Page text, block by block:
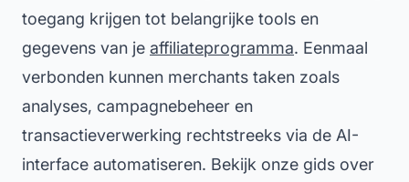
toegang krijgen tot belangrijke tools en
gegevens van je affiliateprogramma. Eenmaal
verbonden kunnen merchants taken zoals
analyses, campagnebeheer en
transactieverwerking rechtstreeks via de AI-
interface automatiseren. Bekijk onze gids over